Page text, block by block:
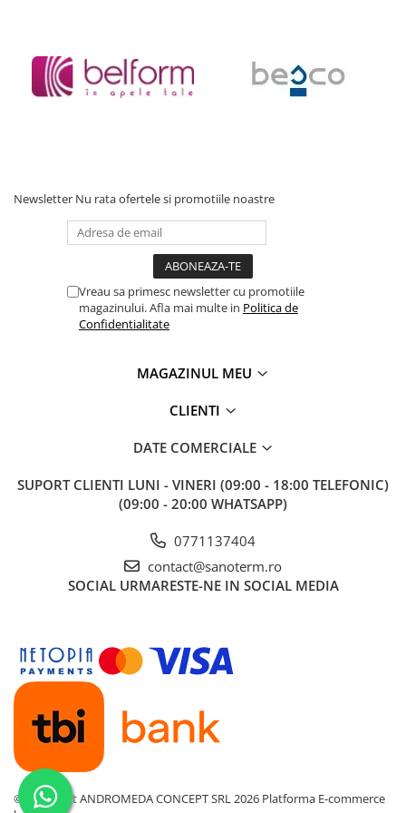
*Fotografia are un caracter informativ și poate conține accesorii
neincluse în pachetul standard; unele specificații ale produsului
pot fi modificate de către producător fără preaviz, sau pot
Newsletter Nu rata ofertele si promotiile noastre
Vreau sa primesc newsletter cu promotiile
magazinului. Afla mai multe in Politica de
Confidentialitate
MAGAZINUL MEU
CLIENTI
DATE COMERCIALE
SUPORT CLIENTI LUNI - VINERI (09:00 - 18:00 TELEFONIC)
(09:00 - 20:00 WHATSAPP)
0771137404
contact@sanoterm.ro
SOCIAL URMARESTE-NE IN SOCIAL MEDIA
©Copyright ANDROMEDA CONCEPT SRL 2026 Platforma E-commerce